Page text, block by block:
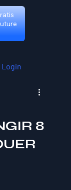
Login
8